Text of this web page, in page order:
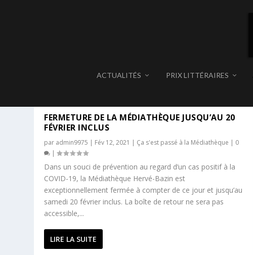
ACTUALITÉS PRIX LITTÉRAIRES
FERMETURE DE LA MÉDIATHÈQUE JUSQU’AU 20
FÉVRIER INCLUS
par admin9975 | Fév 12, 2021 | Ça s'est passé à la Médiathèque | 0
|
Dans un souci de prévention au regard d’un cas positif à la
COVID-19, la Médiathèque Hervé-Bazin est
exceptionnellement fermée à compter de ce jour et jusqu’au
samedi 20 février inclus. La boîte de retour ne sera pas
accessible,...
LIRE LA SUITE